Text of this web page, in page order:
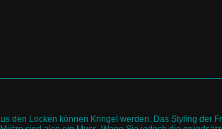
den Locken können Kringel werden. Das Styling der